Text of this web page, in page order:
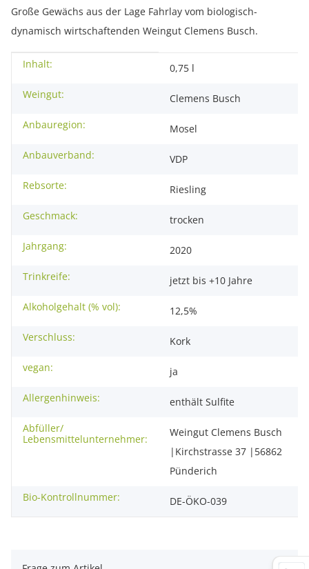
Große Gewächs aus der Lage Fahrlay vom biologisch-
dynamisch wirtschaftenden Weingut Clemens Busch.
Produkteigenschaft
Wert
Inhalt:
0,75 l
Weingut:
Clemens Busch
Anbauregion:
Mosel
Anbauverband:
VDP
Rebsorte:
Riesling
Geschmack:
trocken
Jahrgang:
2020
Trinkreife:
jetzt bis +10 Jahre
Alkoholgehalt (% vol):
12,5%
Verschluss:
Kork
vegan:
ja
Allergenhinweis:
enthält Sulfite
Abfüller/
Lebensmittelunternehmer:
Weingut Clemens Busch
|Kirchstrasse 37 |56862
Pünderich
Bio-Kontrollnummer:
DE-ÖKO-039